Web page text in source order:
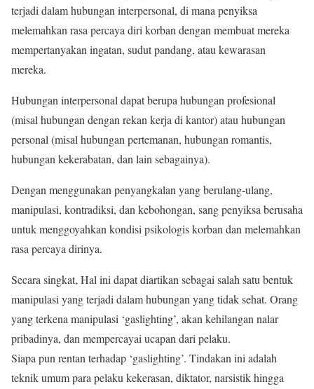
terjadi dalam hubungan interpersonal, di mana penyiksa
melemahkan rasa percaya diri korban dengan membuat mereka
mempertanyakan ingatan, sudut pandang, atau kewarasan
mereka.
Hubungan interpersonal dapat berupa hubungan profesional
(misal hubungan dengan rekan kerja di kantor) atau hubungan
personal (misal hubungan pertemanan, hubungan romantis,
hubungan kekerabatan, dan lain sebagainya).
Dengan menggunakan penyangkalan yang berulang-ulang,
manipulasi, kontradiksi, dan kebohongan, sang penyiksa berusaha
untuk menggoyahkan kondisi psikologis korban dan melemahkan
rasa percaya dirinya.
Secara singkat, Hal ini dapat diartikan sebagai salah satu bentuk
manipulasi yang terjadi dalam hubungan yang tidak sehat. Orang
yang terkena manipulasi ‘gaslighting’, akan kehilangan nalar
pribadinya, dan mempercayai ucapan dari pelaku.
Siapa pun rentan terhadap ‘gaslighting’. Tindakan ini adalah
teknik umum para pelaku kekerasan, diktator, narsistik hingga